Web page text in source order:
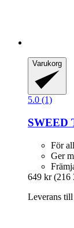
Varukorg
5.0 (1)
SWEED
För
Ger
649 kr (216
Leverans